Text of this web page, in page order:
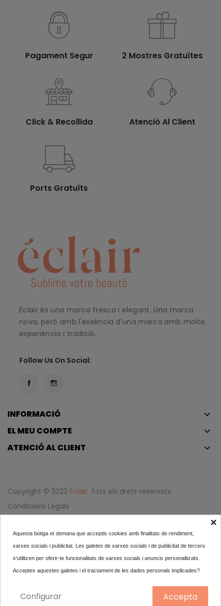
Good Girl Blush Eau De...
Pagament Segur 2 Mostres Gratuïtes
Click & Recollida Atenció Al Client
Ports Gratuïts
Éclair és una marca fresca i elegant. Una marca
nova, però amb l'essència d'una marca amb molta
experiència i tradició.
Follow Us On Social:
INFORMACIÓ keyboard_arrow_down
EL MEU COMPTE keyboard_arrow_down
ATENCIÓ AL CLIENT keyboard_arrow_down
Copyright © 2023 Éclair. Tots els drets reservats.
Condicions Legals
Iniciar Sessió
×
Aquesta botiga et demana que acceptis cookies amb finalitats de rendiment,
xarxes socials i publicitat. Les galetes de xarxes socials i de publicitat de tercers
s'utilitzen per oferir-te funcionalitats de xarxes socials i anuncis personalitzats.
Acceptes aquestes galetes i el tractament de les dades personals implicades?
Accepta
Configurar